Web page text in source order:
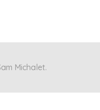
Michalet.